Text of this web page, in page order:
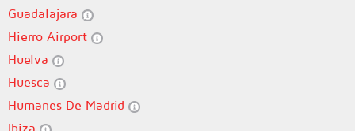
Guadalajara
Hierro Airport
Huelva
Huesca
Humanes De Madrid
Ibiza